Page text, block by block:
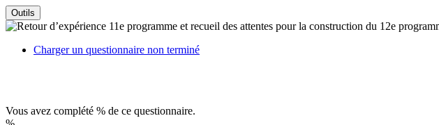
Outils
Charger un questionnaire non terminé
Vous avez complété % de ce questionnaire.